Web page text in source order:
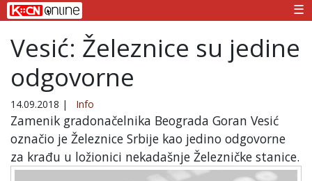
☰
Vesić: Železnice su jedine
odgovorne
14.09.2018 | Info
Zamenik gradonačelnika Beograda Goran Vesić
označio je Železnice Srbije kao jedino odgovorne
za krađu u ložionici nekadašnje Železničke stanice.